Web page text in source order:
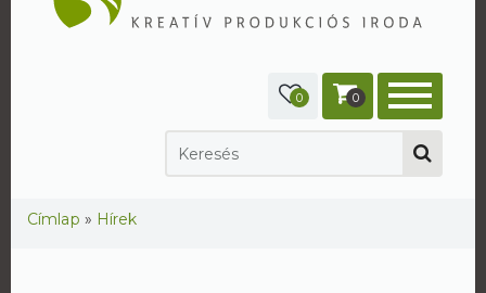
0 0
Jelenlegi hely
Címlap » Hírek